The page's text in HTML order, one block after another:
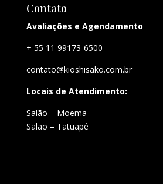
Contato
Avaliações e Agendamento
+ 55 11 99173-6500
contato@kioshisako.com.br
Locais de Atendimento:
Salão – Moema
Salão – Tatuapé